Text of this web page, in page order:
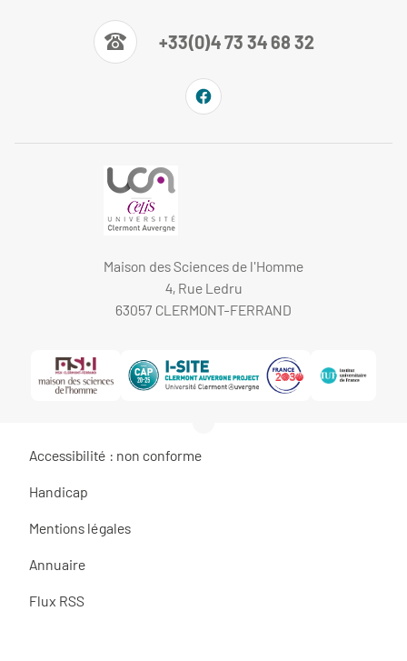
+33(0)4 73 34 68 32
Maison des Sciences de l'Homme
4, Rue Ledru
63057 CLERMONT-FERRAND
Accessibilité : non conforme
Handicap
Mentions légales
Annuaire
Flux RSS